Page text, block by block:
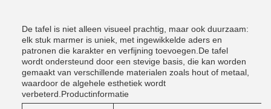
De tafel is niet alleen visueel prachtig, maar ook duurzaam:
elk stuk marmer is uniek, met ingewikkelde aders en
patronen die karakter en verfijning toevoegen.De tafel
wordt ondersteund door een stevige basis, die kan worden
gemaakt van verschillende materialen zoals hout of metaal,
waardoor de algehele esthetiek wordt
verbeterd.Productinformatie